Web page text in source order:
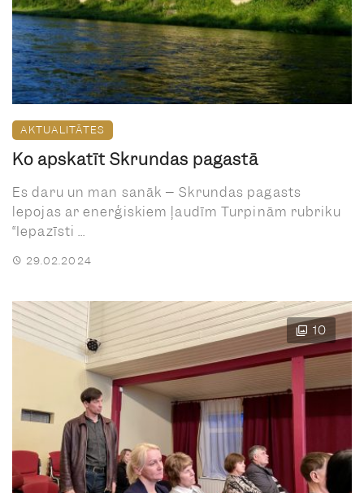
AKTUALITĀTES
Ko apskatīt Skrundas pagastā
Es daru un man sanāk – Skrundas pagasts
lepojas ar enerģiskiem ļaudīm Turpinām rubriku
“Iepazīsti ...
29.02.2024
10